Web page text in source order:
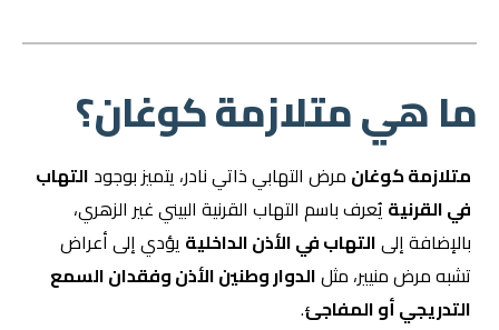
ما هي متلازمة كوغان؟
متلازمة كوغان مرض التهابي ذاتي نادر، يتميز بوجود التهاب
في القرنية يُعرف باسم التهاب القرنية البيني غير الزهري،
بالإضافة إلىالتهاب في الأذن الداخلية يؤدي إلى أعراض
تشبه مرض منيير، مثلالدوار وطنين الأذن وفقدان السمع
التدريجي أو المفاجئ.